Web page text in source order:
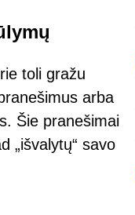
toli gražu
arba
Šie pranešimai
„išvalytų“ savo